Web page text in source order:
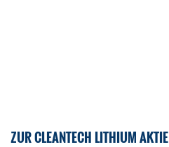
ZUR CLEANTECH LITHIUM AKTIE